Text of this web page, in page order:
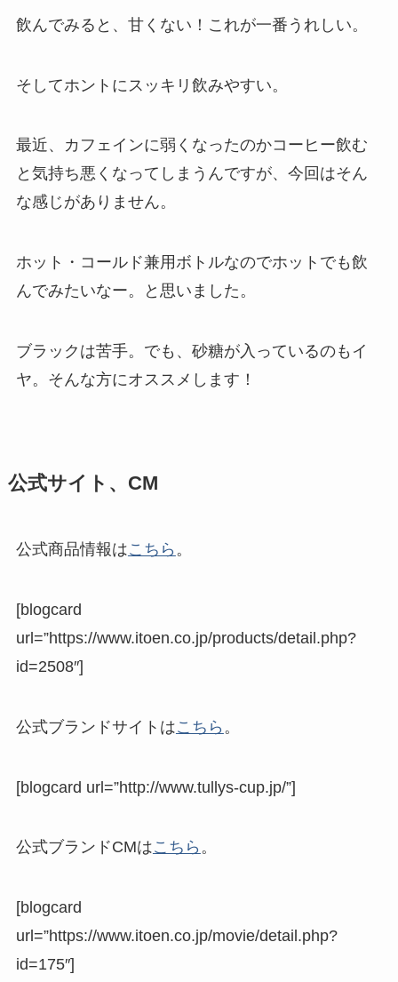
飲んでみると、甘くない！これが一番うれしい。
そしてホントにスッキリ飲みやすい。
最近、カフェインに弱くなったのかコーヒー飲む
と気持ち悪くなってしまうんですが、今回はそん
な感じがありません。
ホット・コールド兼用ボトルなのでホットでも飲
んでみたいなー。と思いました。
ブラックは苦手。でも、砂糖が入っているのもイ
ヤ。そんな方にオススメします！
公式サイト、CM
公式商品情報はこちら 。
[blogcard
url=”https://www.itoen.co.jp/products/detail.php?
id=2508″]
公式ブランドサイトはこちら 。
[blogcard url=”http://www.tullys-cup.jp/”]
公式ブランドCMはこちら 。
[blogcard
url=”https://www.itoen.co.jp/movie/detail.php?
id=175″]